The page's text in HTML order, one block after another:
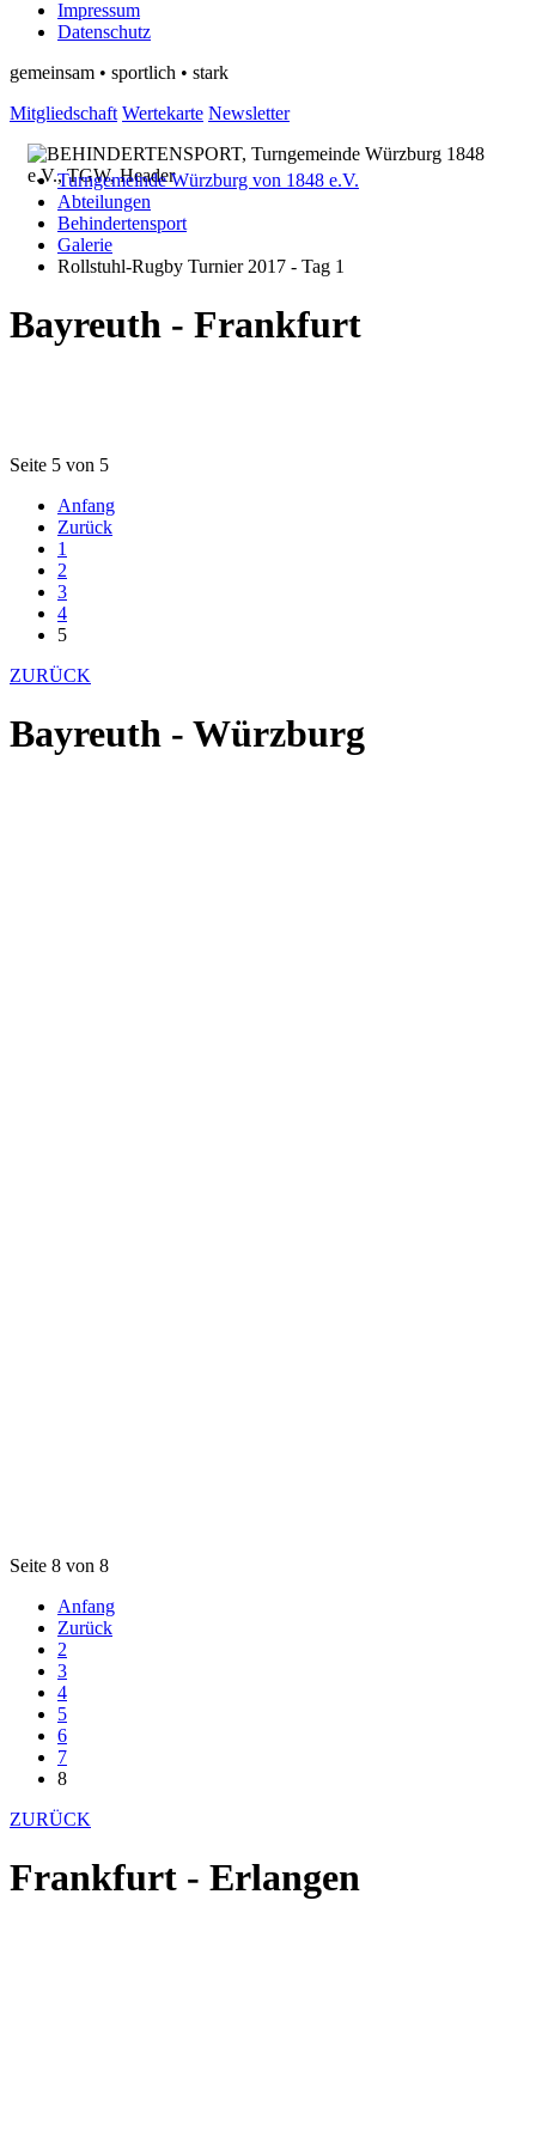
Impressum
Datenschutz
gemeinsam • sportlich • stark
Mitgliedschaft Wertekarte Newsletter
Turngemeinde Würzburg von 1848 e.V.
Abteilungen
Behindertensport
Galerie
Rollstuhl-Rugby Turnier 2017 - Tag 1
Bayreuth - Frankfurt
Seite 5 von 5
Anfang
Zurück
1
2
3
4
5
ZURÜCK
Bayreuth - Würzburg
Seite 8 von 8
Anfang
Zurück
2
3
4
5
6
7
8
ZURÜCK
Frankfurt - Erlangen